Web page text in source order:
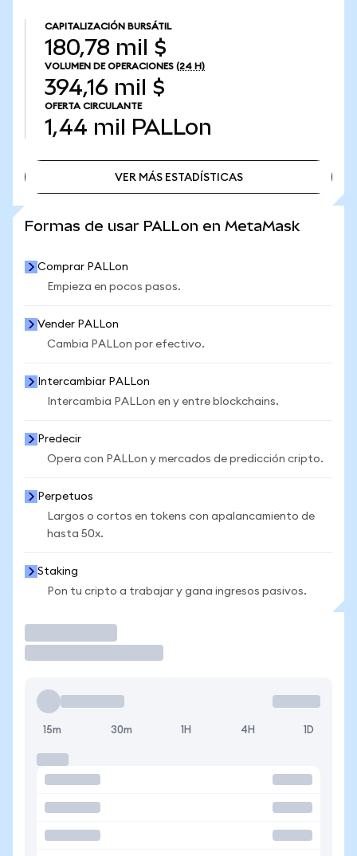
CAPITALIZACIÓN BURSÁTIL
180,78 mil $
VOLUMEN DE OPERACIONES (24 H)
394,16 mil $
OFERTA CIRCULANTE
1,44 mil PALLon
VER MÁS ESTADÍSTICAS
Formas de usar PALLon en MetaMask
Comprar PALLon
Empieza en pocos pasos.
Vender PALLon
Cambia PALLon por efectivo.
Intercambiar PALLon
Intercambia PALLon en y entre blockchains.
Predecir
Opera con PALLon y mercados de predicción cripto.
Perpetuos
Largos o cortos en tokens con apalancamiento de
hasta 50x.
Staking
Pon tu cripto a trabajar y gana ingresos pasivos.
15m 30m 1H 4H 1D